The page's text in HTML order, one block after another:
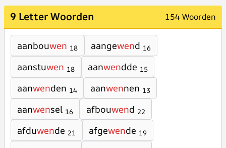
9 Letter Woorden 154 Woorden
aanbouwen 18 aangewend 16
aanstuwen 18 aanwendde 15
aanwenden 14 aanwennen 13
aanwensel 16 afbouwend 22
afduwende 21 afgewende 19